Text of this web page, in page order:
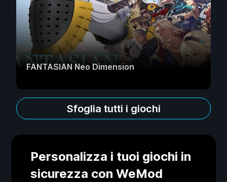
FANTASIAN Neo Dimension
Sfoglia tutti i giochi
Personalizza i tuoi giochi in
sicurezza con WeMod